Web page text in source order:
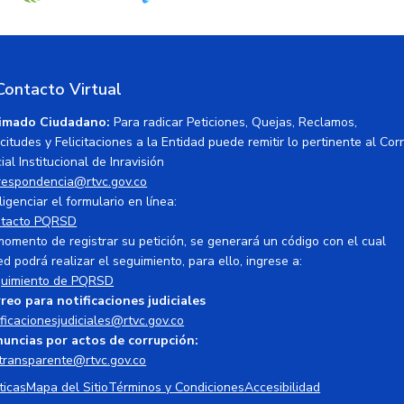
Virtual
Ciudadano: Para radicar Peticiones, Quejas, Reclamos,
y Felicitaciones a la Entidad puede remitir lo pertinente al
Institucional de Inravisión
el formulario en línea:
PQRSD
de registrar su petición, se generará un código con el cual
podrá realizar el seguimiento, para ello, ingrese a:
de PQRSD
para notificaciones judiciales
por actos de corrupción:
Mapa del SitioTérminos y CondicionesAccesibilidad